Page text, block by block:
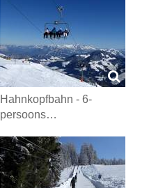
Hahnkopfbahn - 6-
persoons…